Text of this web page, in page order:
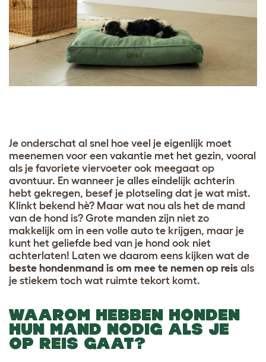
Je onderschat al snel hoe veel je eigenlijk moet
meenemen voor een vakantie met het gezin, vooral
als je favoriete viervoeter ook meegaat op
avontuur. En wanneer je alles eindelijk achterin
hebt gekregen, besef je plotseling dat je wat mist.
Klinkt bekend hè? Maar wat nou als het de mand
van de hond is? Grote manden zijn niet zo
makkelijk om in een volle auto te krijgen, maar je
kunt het geliefde bed van je hond ook niet
achterlaten! Laten we daarom eens kijken wat de
beste hondenmand is om mee te nemen op reis als
je stiekem toch wat ruimte tekort komt.
WAAROM HEBBEN HONDEN
HUN MAND NODIG ALS JE
OP REIS GAAT?